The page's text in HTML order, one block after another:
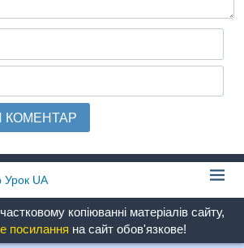
UA
копіюванні матеріалів сайту,
посилання на сайт обов'язкове!